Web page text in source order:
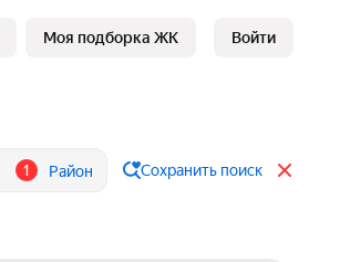
Моя подборка ЖК Войти
1 Район Сохранить поиск